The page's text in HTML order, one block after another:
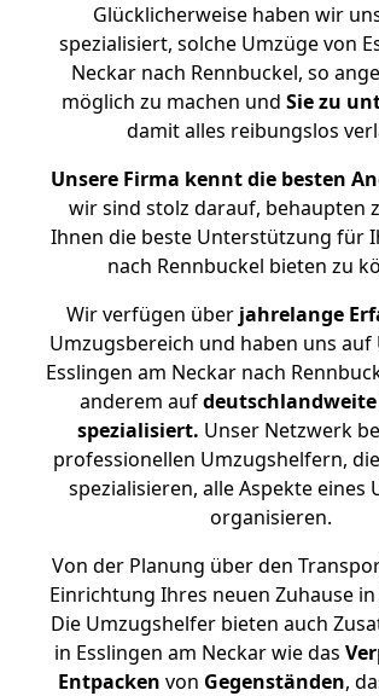
Glücklicherweise haben wir
spezialisiert, solche Umzüge von
Neckar nach Rennbuckel, so
möglich zu machen und Sie zu
damit alles reibungslos
Unsere Firma kennt die besten
wir sind stolz darauf, behaupten
Ihnen die beste Unterstützung für
nach Rennbuckel bieten zu
Wir verfügen überjahrelange
Umzugsbereich und haben uns auf
Esslingen am Neckar nach
anderem auf
spezialisiert. Unser Netzwerk
professionellen Umzugshelfern,
spezialisieren, alle Aspekte eines
organisieren.
Von der Planung über den
Einrichtung Ihres neuen Zuhause
Die Umzugshelfer bieten auch
in Esslingen am Neckar wie das
Entpacken von Gegenständen,